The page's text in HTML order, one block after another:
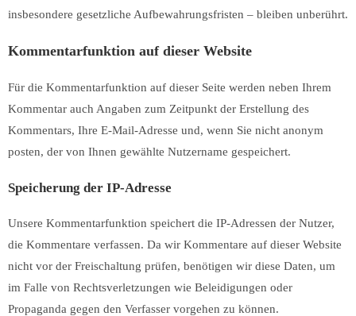
insbesondere gesetzliche Aufbewahrungsfristen – bleiben unberührt.
Kommentar­funktion auf dieser Website
Für die Kommentarfunktion auf dieser Seite werden neben Ihrem
Kommentar auch Angaben zum Zeitpunkt der Erstellung des
Kommentars, Ihre E-Mail-Adresse und, wenn Sie nicht anonym
posten, der von Ihnen gewählte Nutzername gespeichert.
Speicherung der IP-Adresse
Unsere Kommentarfunktion speichert die IP-Adressen der Nutzer,
die Kommentare verfassen. Da wir Kommentare auf dieser Website
nicht vor der Freischaltung prüfen, benötigen wir diese Daten, um
im Falle von Rechtsverletzungen wie Beleidigungen oder
Propaganda gegen den Verfasser vorgehen zu können.